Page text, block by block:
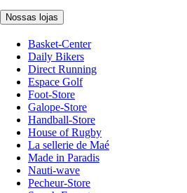
Nossas lojas
Basket-Center
Daily Bikers
Direct Running
Espace Golf
Foot-Store
Galope-Store
Handball-Store
House of Rugby
La sellerie de Maé
Made in Paradis
Nauti-wave
Pecheur-Store